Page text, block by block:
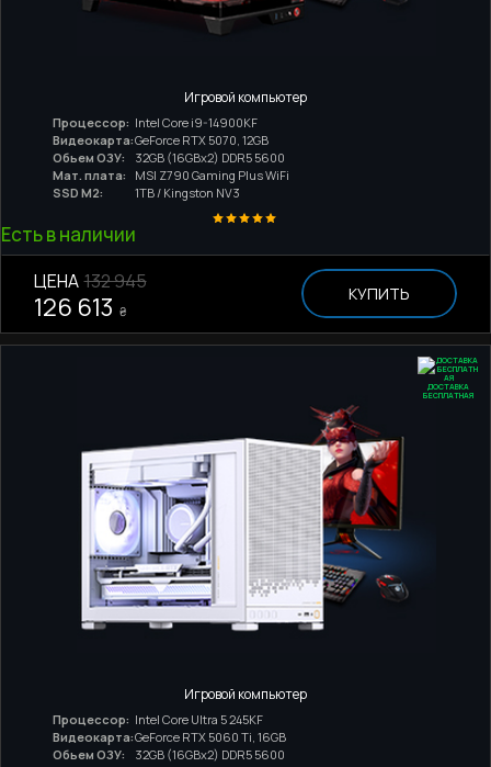
Игровой компьютер
Процессор: Intel Core i9-14900KF
Видеокарта:GeForce RTX 5070, 12GB
Обьем ОЗУ:
32GB (16GBx2) DDR5 5600
Мат. плата:
MSI Z790 Gaming Plus WiFi
SSD M2:
1TB / Kingston NV3
Есть в наличии
ЦЕНА 132 945
126 613 ₴
КУПИТЬ
ДОСТАВКА
БЕСПЛАТНАЯ
Игровой компьютер
Процессор: Intel Core Ultra 5 245KF
Видеокарта:GeForce RTX 5060 Ti, 16GB
Обьем ОЗУ:
32GB (16GBx2) DDR5 5600